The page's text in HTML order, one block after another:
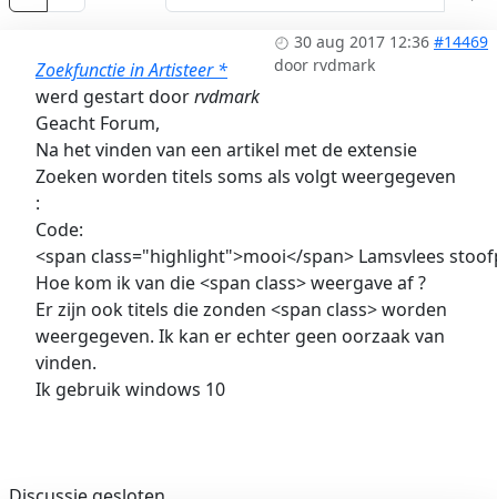
30 aug 2017 12:36 #14469
door rvdmark
Zoekfunctie in Artisteer *
werd gestart doorrvdmark
Geacht Forum,
Na het vinden van een artikel met de extensie
Zoeken worden titels soms als volgt weergegeven
:
Code:
<span class="highlight">mooi</span> Lamsvlees
Hoe kom ik van die <span class> weergave af ?
Er zijn ook titels die zonden <span class> worden
weergegeven. Ik kan er echter geen oorzaak van
vinden.
Ik gebruik windows 10